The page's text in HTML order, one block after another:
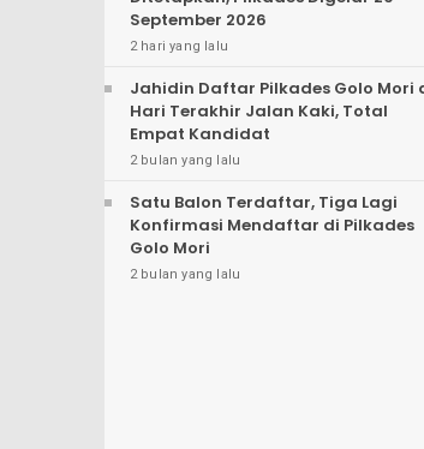
September 2026
2 hari yang lalu
Jahidin Daftar Pilkades Golo Mori
Hari Terakhir Jalan Kaki, Total
Empat Kandidat
2 bulan yang lalu
Satu Balon Terdaftar, Tiga Lagi
Konfirmasi Mendaftar di Pilkades
Golo Mori
2 bulan yang lalu